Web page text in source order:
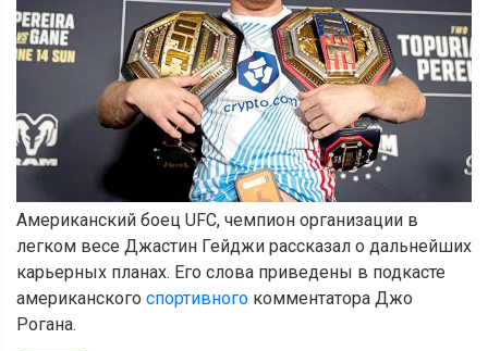
Американский боец UFC, чемпион организации в
легком весе Джастин Гейджи рассказал о дальнейших
карьерных планах. Его слова приведены в подкасте
американского спортивного комментатора Джо
Рогана.